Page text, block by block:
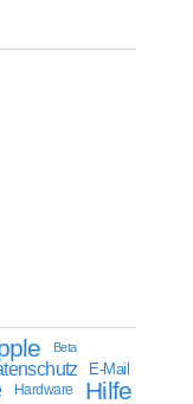
Beta
E-Mail
Hardware Hilfe